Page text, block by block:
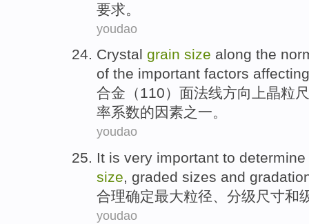
要求 。
youdao
Crystal grain size along the
of the important factors affecting
合金（110）面法线方向上晶粒
率系数的因素之一。
youdao
It is very important to determine
size, graded sizes and
合理确定最大粒径、 分级尺寸和
youdao